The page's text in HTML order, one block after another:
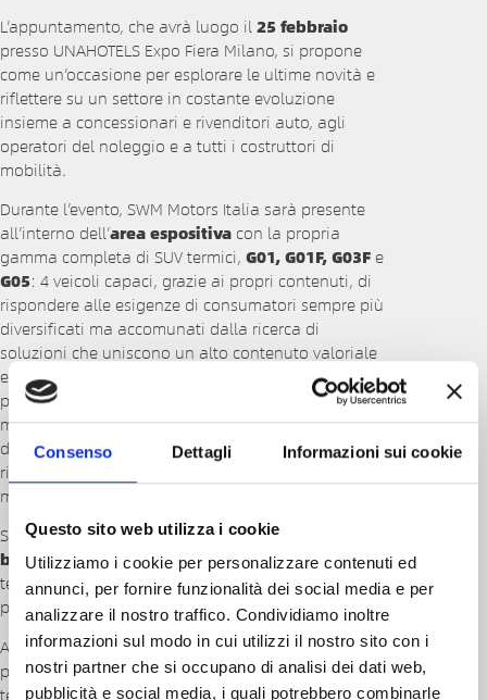
Consenso Dettagli Informazioni sui cookie
Questo sito web utilizza i cookie
Utilizziamo i cookie per personalizzare contenuti ed
annunci, per fornire funzionalità dei social media e per
analizzare il nostro traffico. Condividiamo inoltre
informazioni sul modo in cui utilizzi il nostro sito con i
nostri partner che si occupano di analisi dei dati web,
pubblicità e social media, i quali potrebbero combinarle
L’appuntamento, che avrà luogo il25 febbraio
presso UNAHOTELS Expo Fiera Milano, si propone
come un’occasione per esplorare le ultime novità e
riflettere su un settore in costante evoluzione
insieme a concessionari e rivenditori auto, agli
operatori del noleggio e a tutti i costruttori di
mobilità.
Durante l’evento, SWM Motors Italia sarà presente
all’interno dell’area espositiva con la propria
gamma completa di SUV termici, G01, G01F, G03F e
G05: 4 veicoli capaci, grazie ai propri contenuti, di
rispondere alle esigenze di consumatori sempre più
diversificati ma accomunati dalla ricerca di
soluzioni che uniscono un alto contenuto valoriale
e un prezzo accessibile. Oltre alla gamma di SUV, i
partecipanti potranno toccare con mano 5
motocicletteSWM Motorcycles, in rappresentanza
delle radici storiche di un brand in continuo
rinnovamento e al passo con le innovazioni del
mercato.
SWM Motors avrà inoltre un proprio stand in
businesspresso cui sarà possibile incontrare il
team e scoprire maggiori dettagli relativi alla
possibilità di entrare nel Network Italiano del brand.
A completare la presenza di SWM, l’areatest drive,
presso cui i partecipanti avranno l’opportunità di
testare in prima persona i modelli G01 e G03F,